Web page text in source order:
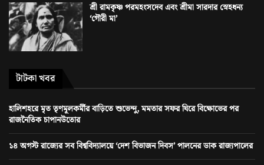
শ্রী রামকৃষ্ণ পরমহংসদেব এবং শ্রীমা সারদার স্নেহধন্য
‘গৌরী মা’
টাটকা খবর
হালিশহরে মৃত তৃণমূলকর্মীর বাড়িতে শুভেন্দু, মমতার সফর ঘিরে বিক্ষোভের পর
রাজনৈতিক চাপানউতোর
১৪ অগস্ট রাজ্যের সব বিশ্ববিদ্যালয়ে ‘দেশ বিভাজন দিবস’ পালনের ডাক রাজ্যপালের